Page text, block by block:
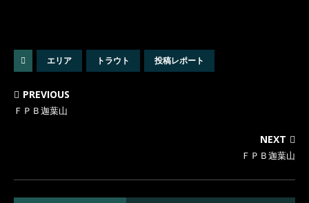
エリア トラウト 投稿レポート
PREVIOUS
ＦＰＢ迦葉山
NEXT
ＦＰＢ迦葉山